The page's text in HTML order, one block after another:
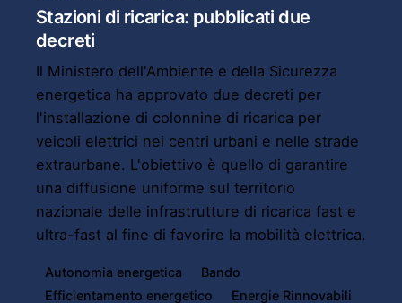
Stazioni di ricarica: pubblicati due
decreti
Il Ministero dell'Ambiente e della Sicurezza
energetica ha approvato due decreti per
l'installazione di colonnine di ricarica per
veicoli elettrici nei centri urbani e nelle strade
extraurbane. L'obiettivo è quello di garantire
una diffusione uniforme sul territorio
nazionale delle infrastrutture di ricarica fast e
ultra-fast al fine di favorire la mobilità elettrica.
Autonomia energetica
Bando
Efficientamento energetico
Energie Rinnovabili